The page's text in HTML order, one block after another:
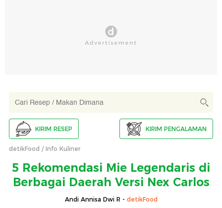
KIRIM RESEP KIRIM PENGALAMAN
detikFood Info Kuliner
5 Rekomendasi Mie Legendaris di
Berbagai Daerah Versi Nex Carlos
Andi Annisa Dwi R - detikFood